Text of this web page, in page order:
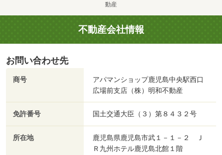
動産
不動産会社情報
お問い合わせ先
商号
アパマンショップ鹿児島中央駅西口
広場前支店（株）明和不動産
免許番号 国土交通大臣（３）第８４３２号
所在地
鹿児島県鹿児島市武１－１－２ Ｊ
Ｒ九州ホテル鹿児島北館１階